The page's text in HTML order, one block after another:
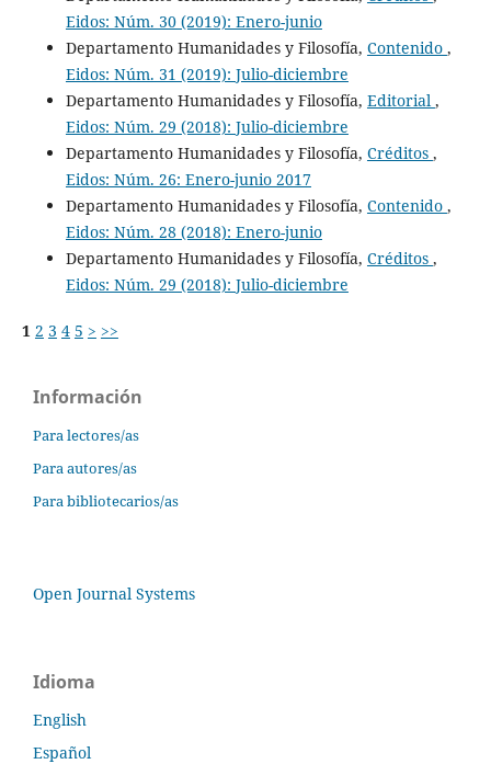
Eidos: Núm. 30 (2019): Enero-junio
Departamento Humanidades y Filosofía, Contenido ,
Eidos: Núm. 31 (2019): Julio-diciembre
Departamento Humanidades y Filosofía, Editorial ,
Eidos: Núm. 29 (2018): Julio-diciembre
Departamento Humanidades y Filosofía, Créditos ,
Eidos: Núm. 26: Enero-junio 2017
Departamento Humanidades y Filosofía, Contenido ,
Eidos: Núm. 28 (2018): Enero-junio
Departamento Humanidades y Filosofía, Créditos ,
Eidos: Núm. 29 (2018): Julio-diciembre
1 2 3 4 5 > >>
Información
Para lectores/as
Para autores/as
Para bibliotecarios/as
Open Journal Systems
Idioma
English
Español